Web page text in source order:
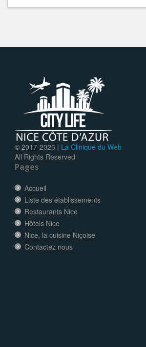
© 2017-2026 | La Clinique du Web
All Rights Reserved
Pages
Accueil
Liste des établissements
Restaurants Nice
Hôtels Nice
Nice, la cuisine Niçoise
Contactez nous